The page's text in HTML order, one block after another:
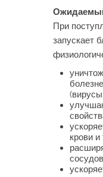
При
запускает
крови